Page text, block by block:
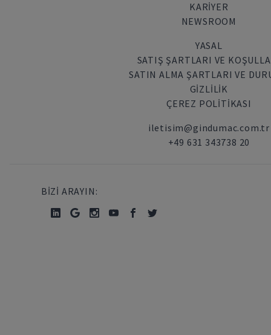
KARIYER
NEWSROOM
YASAL
SATIŞ ŞARTLARI VE
SATIN ALMA ŞARTLARI VE
GİZLİLİK
ÇEREZ POLITIKASI
iletisim@gindumac.com.tr
+49 631 343738 20
BİZİ ARAYIN: